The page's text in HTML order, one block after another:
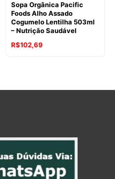
Sopa Orgânica Pacific
Foods Alho Assado
Cogumelo Lentilha 503ml
– Nutrição Saudável
O
R$102,69